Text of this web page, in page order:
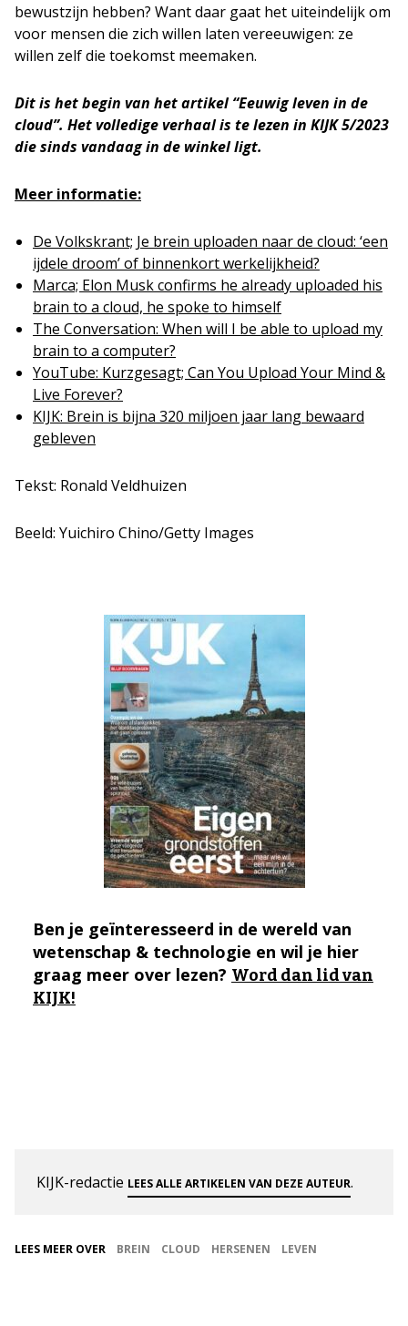
bewustzijn hebben? Want daar gaat het uiteindelijk om
voor mensen die zich willen laten vereeuwigen: ze
willen zelf die toekomst meemaken.
Dit is het begin van het artikel “Eeuwig leven in de
cloud”. Het volledige verhaal is te lezen in KIJK 5/2023
die sinds vandaag in de winkel ligt.
Meer informatie:
De Volkskrant; Je brein uploaden naar de cloud: ‘een
ijdele droom’ of binnenkort werkelijkheid?
Marca; Elon Musk confirms he already uploaded his
brain to a cloud, he spoke to himself
The Conversation: When will I be able to upload my
brain to a computer?
YouTube: Kurzgesagt; Can You Upload Your Mind &
Live Forever?
KIJK: Brein is bijna 320 miljoen jaar lang bewaard
gebleven
Tekst: Ronald Veldhuizen
Beeld: Yuichiro Chino/Getty Images
Ben je geïnteresseerd in de wereld van
wetenschap & technologie en wil je hier
graag meer over lezen? Word dan lid van
KIJK!
KIJK-redactie LEES ALLE ARTIKELEN VAN DEZE AUTEUR.
LEES MEER OVER BREIN CLOUD HERSENEN LEVEN